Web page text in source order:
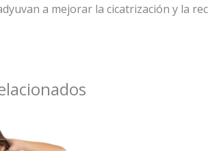
a mejorar la cicatrización y la